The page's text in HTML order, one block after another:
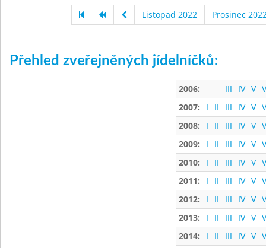
Listopad 2022 Prosinec
Přehled zveřejněných jídelníčků:
2006: III IV V
2007:
I II III IV V
2008:
I II III IV V
2009:
I II III IV V
2010:
I II III IV V
2011:
I II III IV V
2012:
I II III IV V
2013:
I II III IV V
2014:
I II III IV V